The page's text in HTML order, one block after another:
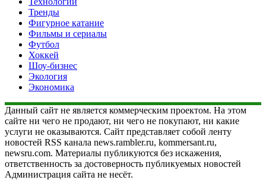
Тренды
Фигурное катание
Фильмы и сериалы
Футбол
Хоккей
Шоу-бизнес
Экология
Экономика
Данный сайт не является коммерческим проектом. На этом
сайте ни чего не продают, ни чего не покупают, ни какие
услуги не оказываются. Сайт представляет собой ленту
новостей RSS канала news.rambler.ru, kommersant.ru,
newsru.com. Материалы публикуются без искажения,
ответственность за достоверность публикуемых новостей
Администрация сайта не несёт.